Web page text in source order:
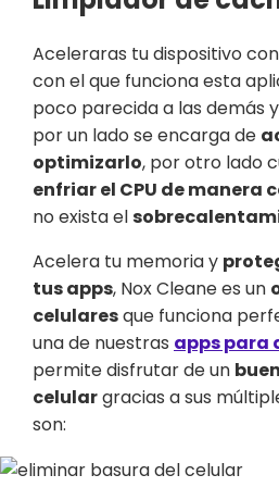
Aceleraras tu dispositivo
con el que funciona esta
poco parecida a las demás
por un lado se encarga de
optimizarlo, por otro lado
enfriar el CPU de manera
no exista el
Acelera tu memoria y
tus apps, Nox Cleane es un
celularesque funciona
una de nuestras apps para
permite disfrutar de un
celulargracias a sus
son: